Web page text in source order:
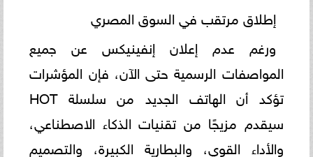
إطلاق مرتقب في السوق المصري
ورغم عدم إعلان إنفينيكس عن جميع
المواصفات الرسمية حتى الآن، فإن المؤشرات
تؤكد أن الهاتف الجديد من سلسلة HOT
سيقدم مزيجًا من تقنيات الذكاء الاصطناعي،
والأداء القوي، والبطارية الكبيرة، والتصميم